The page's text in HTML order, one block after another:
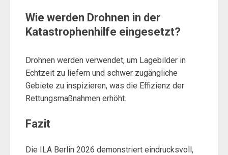
Wie werden Drohnen in der
Katastrophenhilfe eingesetzt?
Drohnen werden verwendet, um Lagebilder in
Echtzeit zu liefern und schwer zugängliche
Gebiete zu inspizieren, was die Effizienz der
Rettungsmaßnahmen erhöht.
Fazit
Die ILA Berlin 2026 demonstriert eindrucksvoll,